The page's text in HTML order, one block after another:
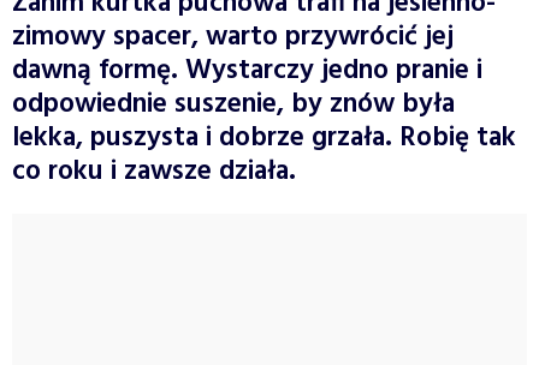
zimowy spacer, warto przywrócić jej
dawną formę. Wystarczy jedno pranie i
odpowiednie suszenie, by znów była
lekka, puszysta i dobrze grzała. Robię tak
co roku i zawsze działa.